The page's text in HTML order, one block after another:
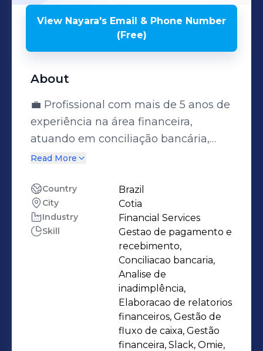
View Nayara's Email & Phone Number
(Free)
About
💼 Profissional com mais de 5 anos de
experiência na área financeira,
atuando em conciliação bancária,
contas a pagar e a receber,
vivência ampla me proporcionou
uma visão completa dos processos
financeiros, além de maior
capacidade de integração entre áreas
e otimização de rotinas.Tenho
domínio do sistema Omie, além de
experiência prática com Google
Sheets e Trello, ferramentas que
utilizo para organização, gestão de
tarefas e automação de processos,
Read More
Country Brazil
City Cotia
Industry Financial Services
Skill
Gestao de pagamento e
recebimento,
Conciliacao bancaria,
Analise de
inadimplência,
Elaboracao de relatorios
financeiros, Gestão de
fluxo de caixa, Gestão
financeira, Slack, Omie,